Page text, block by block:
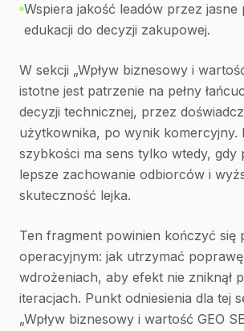
Wspiera jakość leadów przez jasne
edukacji do decyzji zakupowej.
W sekcji „Wpływ biznesowy i
istotne jest patrzenie na pełny
decyzji technicznej, przez
użytkownika, po wynik komercyjny.
szybkości ma sens tylko wtedy, gdy
lepsze zachowanie odbiorców i
skuteczność lejka.
Ten fragment powinien kończyć się
operacyjnym: jak utrzymać
wdrożeniach, aby efekt nie zniknął
iteracjach. Punkt odniesienia dla tej
„Wpływ biznesowy i wartość GEO